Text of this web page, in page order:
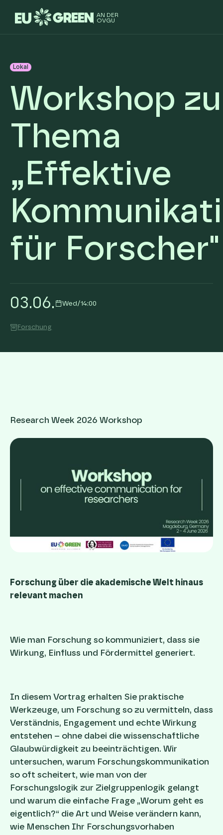
AN DER
OVGU
Lokal
03.06. Wed /14:00
Forschung
Workshop
Thema
„Effektive
für Forscher"
Research Week 2026 Workshop
Forschung über die akademische Welt hinaus
relevant machen
Wie man Forschung so kommuniziert, dass sie
Wirkung, Einfluss und Fördermittel generiert.
In diesem Vortrag erhalten Sie praktische
Werkzeuge, um Forschung so zu vermitteln, dass
Verständnis, Engagement und echte Wirkung
entstehen – ohne dabei die wissenschaftliche
Glaubwürdigkeit zu beeinträchtigen. Wir
untersuchen, warum Forschungskommunikation
so oft scheitert, wie man von der
Forschungslogik zur Zielgruppenlogik gelangt
und warum die einfache Frage „Worum geht es
eigentlich?“ die Art und Weise verändern kann,
wie Menschen Ihr Forschungsvorhaben